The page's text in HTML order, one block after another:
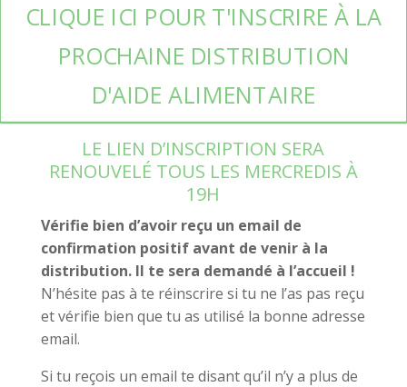
CLIQUE ICI POUR T'INSCRIRE À LA
PROCHAINE DISTRIBUTION
D'AIDE ALIMENTAIRE
LE LIEN D’INSCRIPTION SERA
RENOUVELÉ TOUS LES MERCREDIS À
19H
Vérifie bien d’avoir reçu un email de
confirmation positif avant de venir à la
distribution. Il te sera demandé à l’accueil !
N’hésite pas à te réinscrire si tu ne l’as pas reçu
et vérifie bien que tu as utilisé la bonne adresse
email.
Si tu reçois un email te disant qu’il n’y a plus de